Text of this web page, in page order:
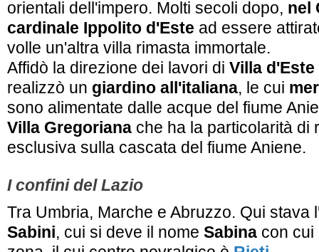
orientali dell'impero. Molti secoli dopo, nel
cardinale Ippolito d'Este ad essere
volle un'altra villa rimasta immortale.
Affidò la direzione dei lavori di Villa d'Este
realizzò un giardino all'italiana, le cui
sono alimentate dalle acque del fiume
Villa Gregoriana che ha la particolarità di
esclusiva sulla cascata del fiume Aniene.
I confini del Lazio
Tra Umbria, Marche e Abruzzo. Qui stava l
Sabini, cui si deve il nome Sabina con cui